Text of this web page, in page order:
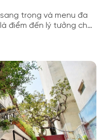
trọng và menu đa
điểm đến lý tưởng cho
cấp nhất. Đến với